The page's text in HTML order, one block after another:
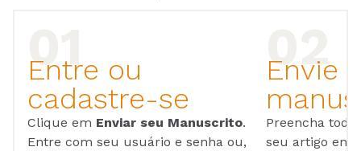
Entre ou
cadastre-se
Clique em Enviar seu Manuscrito.
Entre com seu usuário e senha ou,
Envie
Preencha
seu artigo em